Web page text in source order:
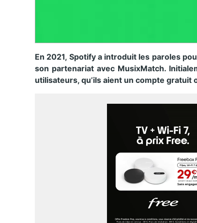
En 2021, Spotify a introduit les paroles
son partenariat avec MusixMatch.
utilisateurs, qu’ils aient un compte gratuit